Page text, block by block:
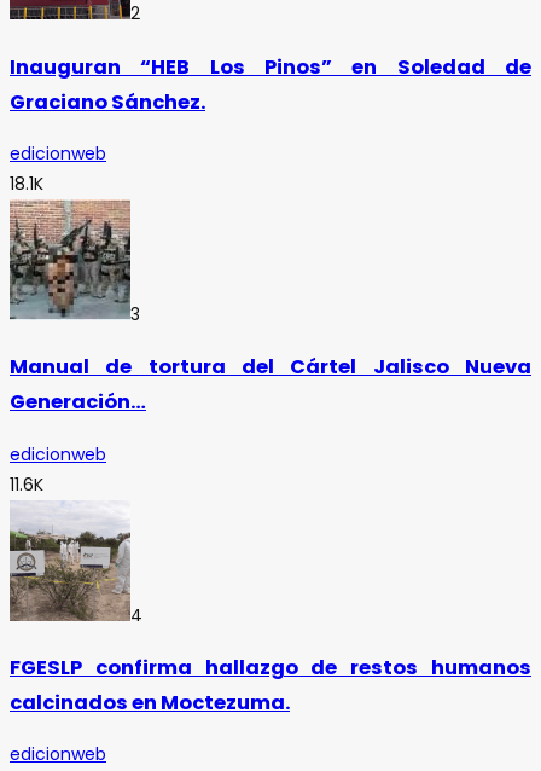
2
Inauguran “HEB Los Pinos” en Soledad de
Graciano Sánchez.
edicionweb
18.1K
3
Manual de tortura del Cártel Jalisco Nueva
Generación…
edicionweb
11.6K
4
FGESLP confirma hallazgo de restos humanos
calcinados en Moctezuma.
edicionweb